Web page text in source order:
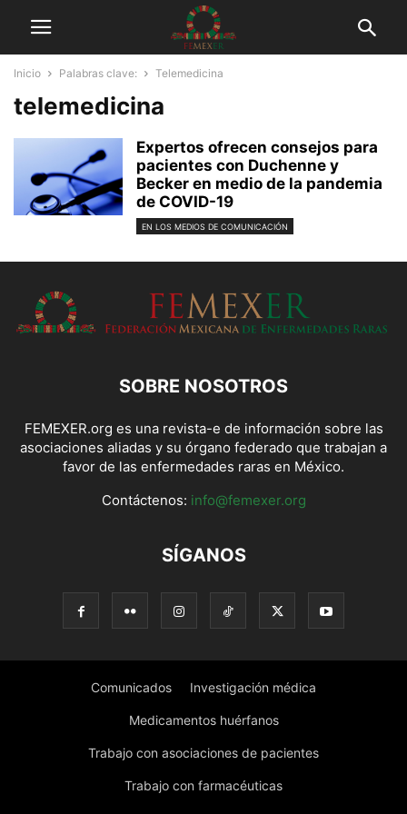
Inicio Palabras clave: Telemedicina
telemedicina
Expertos ofrecen consejos para
pacientes con Duchenne y
Becker en medio de la pandemia
de COVID-19
EN LOS MEDIOS DE COMUNICACIÓN
SOBRE NOSOTROS
FEMEXER.org es una revista-e de información sobre las
asociaciones aliadas y su órgano federado que trabajan a
favor de las enfermedades raras en México.
Contáctenos: info@femexer.org
SÍGANOS
Comunicados Investigación médica
Medicamentos huérfanos
Trabajo con asociaciones de pacientes
Trabajo con farmacéuticas